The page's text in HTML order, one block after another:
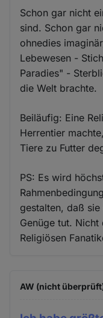
Schon gar nicht
sind. Schon gar
ohnedies
Lebewesen -
Paradies" -
die Welt brachte.
Beiläufig: Eine
Herrentier
Tiere zu Futter
PS: Es wird
gestalten, daß
Genüge tut. Nicht
Religiösen
AW (nicht